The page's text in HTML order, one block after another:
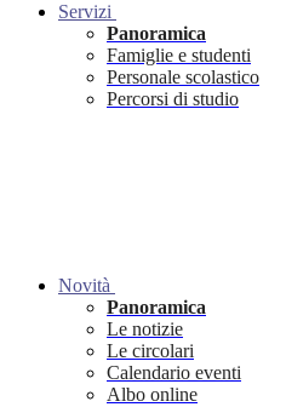
Servizi
Panoramica
Famiglie e studenti
Personale scolastico
Percorsi di studio
Novità
Panoramica
Le notizie
Le circolari
Calendario eventi
Albo online